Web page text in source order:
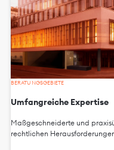
BERATUNGSGEBIETE
Umfangreiche Expertise
Maßgeschneiderte und
rechtlichen